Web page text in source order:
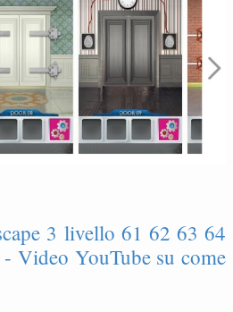
3 livello 61 62 63 64
Video YouTube su come